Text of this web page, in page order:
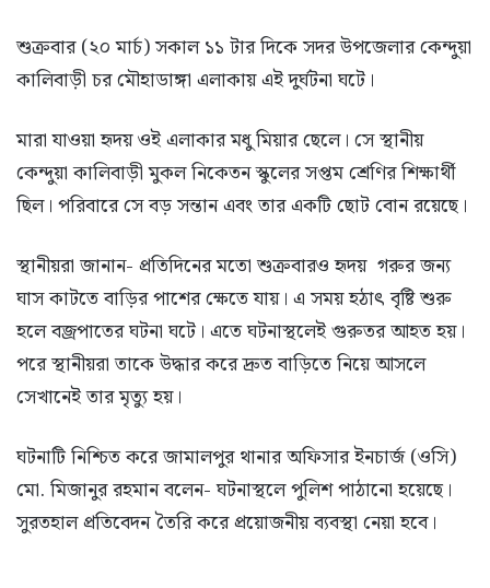
শুক্রবার (২০ মার্চ) সকাল ১১ টার দিকে সদর উপজেলার কেন্দুয়া
কালিবাড়ী চর মৌহাডাঙ্গা এলাকায় এই দুর্ঘটনা ঘটে।
মারা যাওয়া হৃদয় ওই এলাকার মধু মিয়ার ছেলে। সে স্থানীয়
কেন্দুয়া কালিবাড়ী মুকল নিকেতন স্কুলের সপ্তম শ্রেণির শিক্ষার্থী
ছিল। পরিবারে সে বড় সন্তান এবং তার একটি ছোট বোন রয়েছে।
স্থানীয়রা জানান- প্রতিদিনের মতো শুক্রবারও হৃদয় গরুর জন্য
ঘাস কাটতে বাড়ির পাশের ক্ষেতে যায়। এ সময় হঠাৎ বৃষ্টি শুরু
হলে বজ্রপাতের ঘটনা ঘটে। এতে ঘটনাস্থলেই গুরুতর আহত হয়।
পরে স্থানীয়রা তাকে উদ্ধার করে দ্রুত বাড়িতে নিয়ে আসলে
সেখানেই তার মৃত্যু হয়।
ঘটনাটি নিশ্চিত করে জামালপুর থানার অফিসার ইনচার্জ (ওসি)
মো. মিজানুর রহমান বলেন- ঘটনাস্থলে পুলিশ পাঠানো হয়েছে।
সুরতহাল প্রতিবেদন তৈরি করে প্রয়োজনীয় ব্যবস্থা নেয়া হবে।